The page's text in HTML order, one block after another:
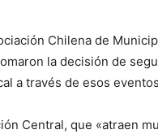
Chilena de
la decisión de
a través de esos
Central, que «atraen